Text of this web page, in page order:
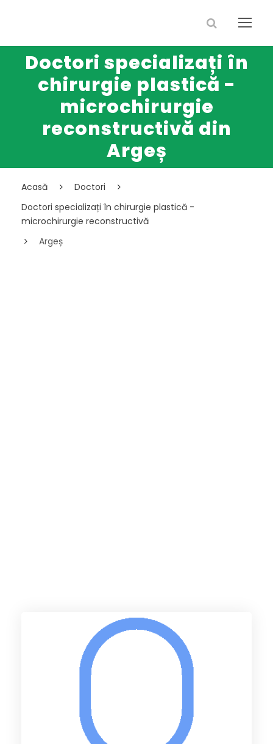
Doctori specializați în
chirurgie plastică -
microchirurgie
reconstructivă din
Argeș
Acasă
Doctori
Doctori specializați în chirurgie plastică -
microchirurgie reconstructivă
Argeș